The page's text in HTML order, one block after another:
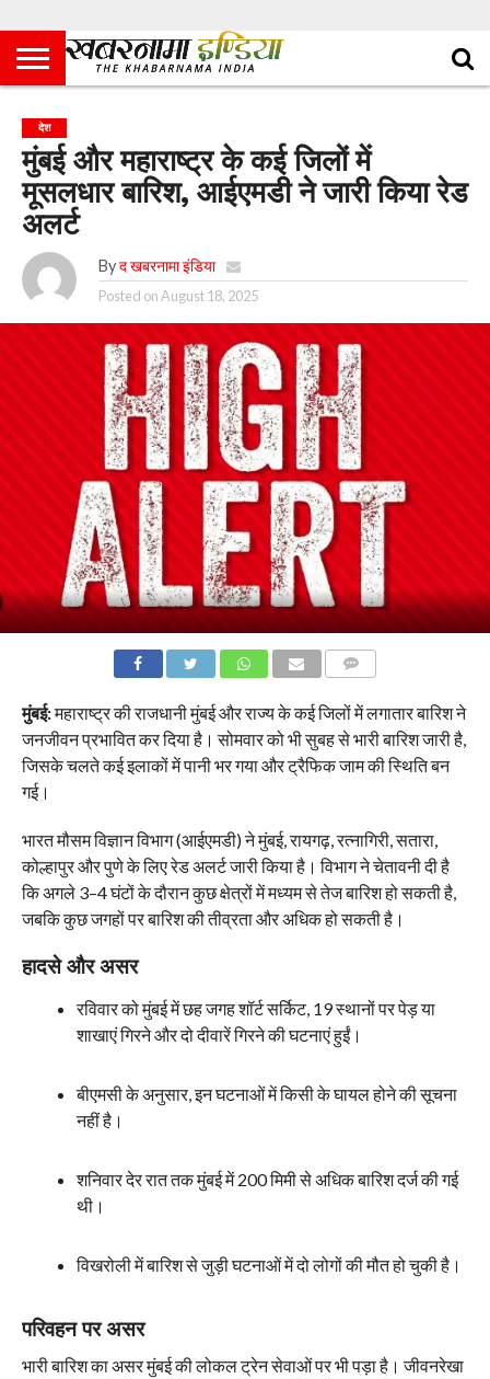
देश
मुंबई और महाराष्ट्र के कई जिलों में
मूसलधार बारिश, आईएमडी ने जारी किया रेड
अलर्ट
By द खबरनामा इंडिया
Posted onAugust 18, 2025
मुंबई:महाराष्ट्र की राजधानी मुंबई और राज्य के कई जिलों में लगातार बारिश ने
जनजीवन प्रभावित कर दिया है। सोमवार को भी सुबह से भारी बारिश जारी है,
जिसके चलते कई इलाकों में पानी भर गया और ट्रैफिक जाम की स्थिति बन
गई।
भारत मौसम विज्ञान विभाग (आईएमडी) ने मुंबई, रायगढ़, रत्नागिरी, सतारा,
कोल्हापुर और पुणे के लिए रेड अलर्ट जारी किया है। विभाग ने चेतावनी दी है
कि अगले 3–4 घंटों के दौरान कुछ क्षेत्रों में मध्यम से तेज बारिश हो सकती है,
जबकि कुछ जगहों पर बारिश की तीव्रता और अधिक हो सकती है।
हादसे और असर
रविवार को मुंबई में छह जगह शॉर्ट सर्किट, 19 स्थानों पर पेड़ या
शाखाएं गिरने और दो दीवारें गिरने की घटनाएं हुईं।
बीएमसी के अनुसार, इन घटनाओं में किसी के घायल होने की सूचना
नहीं है।
शनिवार देर रात तक मुंबई में 200 मिमी से अधिक बारिश दर्ज की गई
थी।
विखरोली में बारिश से जुड़ी घटनाओं में दो लोगों की मौत हो चुकी है।
परिवहन पर असर
भारी बारिश का असर मुंबई की लोकल ट्रेन सेवाओं पर भी पड़ा है। जीवनरेखा